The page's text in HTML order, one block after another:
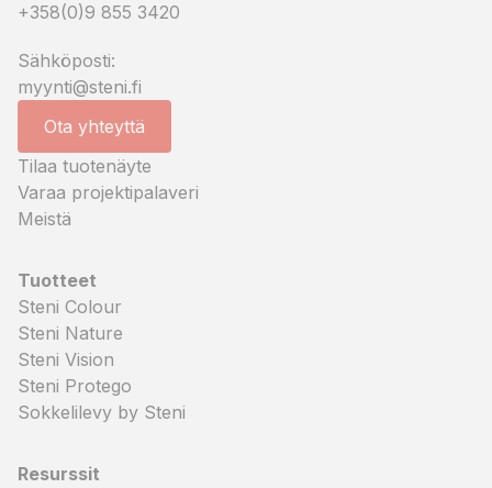
+358(0)9 855 3420
Sähköposti:
myynti@steni.fi
Ota yhteyttä
Tilaa tuotenäyte
Varaa projektipalaveri
Meistä
Tuotteet
Steni Colour
Steni Nature
Steni Vision
Steni Protego
Sokkelilevy by Steni
Resurssit